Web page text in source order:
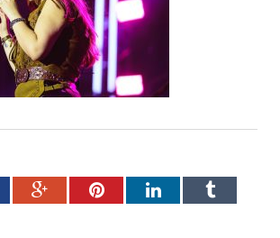
Google+PinterestLinkedInTumblr